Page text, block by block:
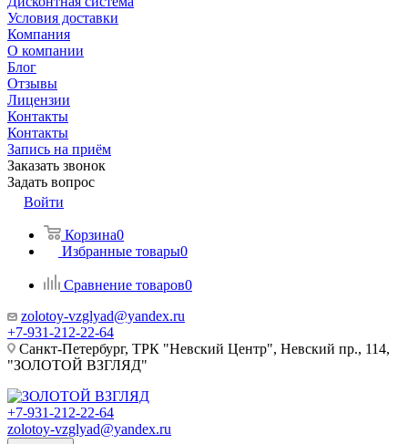
Условия доставки
Компания
О компании
Блог
Отзывы
Лицензии
Контакты
Контакты
Запись на приём
Заказать звонок
Задать вопрос
Войти
Корзина0
Избранные товары0
Сравнение товаров0
zolotoy-vzglyad@yandex.ru
+7-931-212-22-64
Санкт-Петербург, ТРК "Невский Центр", Невский пр., 114,
"ЗОЛОТОЙ ВЗГЛЯД"
+7-931-212-22-64
zolotoy-vzglyad@yandex.ru